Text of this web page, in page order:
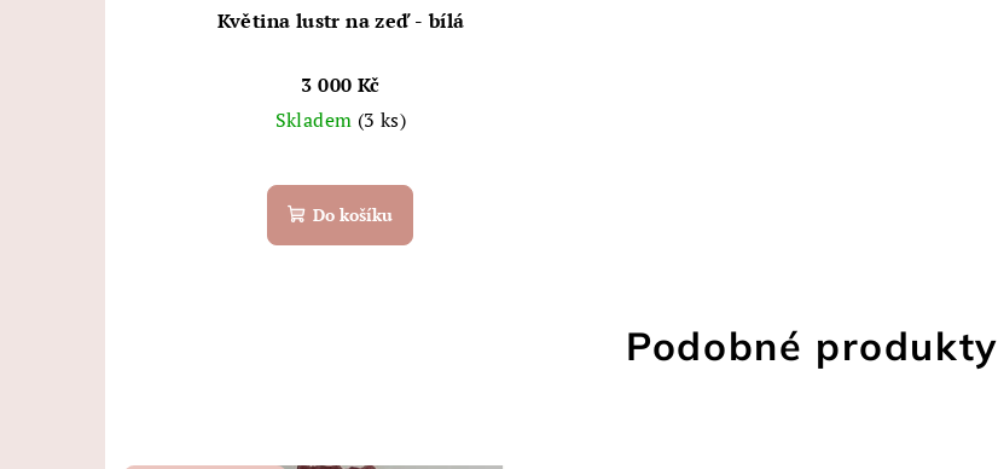
Květina lustr na zeď - bílá
3 000 Kč
Skladem (3 ks)
Do košíku
Podobné produkty